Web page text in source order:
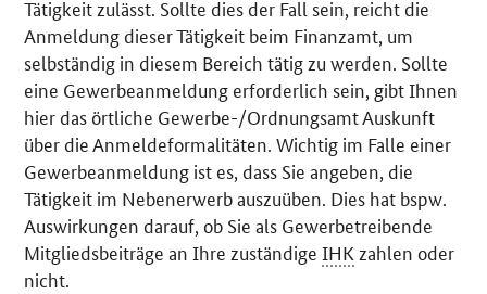
Tätigkeit zulässt. Sollte dies der Fall sein, reicht die
Anmeldung dieser Tätigkeit beim Finanzamt, um
selbständig in diesem Bereich tätig zu werden. Sollte
eine Gewerbeanmeldung erforderlich sein, gibt Ihnen
hier das örtliche Gewerbe-/Ordnungsamt Auskunft
über die Anmeldeformalitäten. Wichtig im Falle einer
Gewerbeanmeldung ist es, dass Sie angeben, die
Tätigkeit im Nebenerwerb auszuüben. Dies hat bspw.
Auswirkungen darauf, ob Sie als Gewerbetreibende
Mitgliedsbeiträge an Ihre zuständigeIHK zahlen oder
nicht.